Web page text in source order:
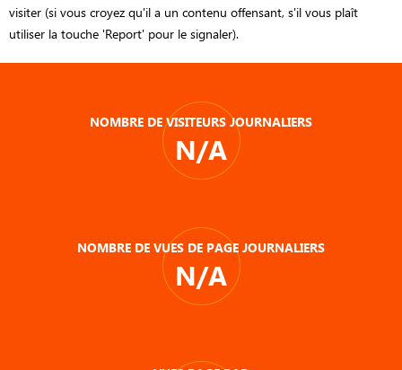
visiter (si vous croyez qu'il a un contenu offensant, s'il vous plaît
utiliser la touche 'Report' pour le signaler).
NOMBRE DE VISITEURS JOURNALIERS
N/A
NOMBRE DE VUES DE PAGE JOURNALIERS
N/A